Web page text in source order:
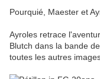
Pourquié, Maester et
Ayroles retrace
Blutch dans la bande
toutes les autres